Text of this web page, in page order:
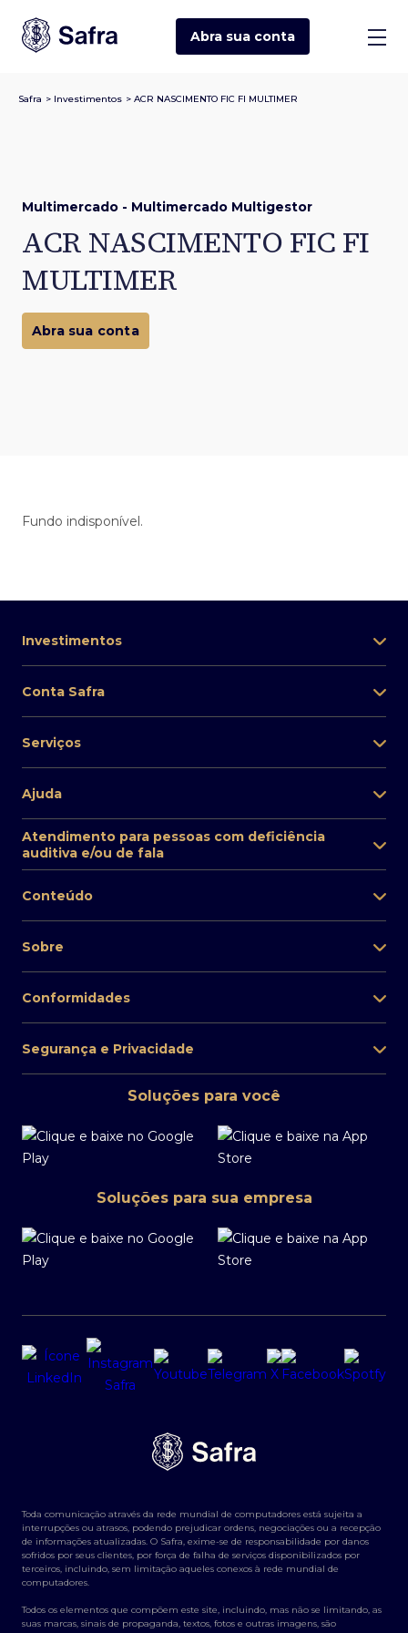
Abra sua conta
Safra > Investimentos > ACR NASCIMENTO FIC FI MULTIMER
Multimercado - Multimercado Multigestor
ACR NASCIMENTO FIC FI
MULTIMER
Abra sua conta
Fundo indisponível.
Investimentos
Conta Safra
Serviços
Ajuda
Atendimento para pessoas com deficiência
auditiva e/ou de fala
Conteúdo
Sobre
Conformidades
Segurança e Privacidade
Soluções para você
Soluções para sua empresa
Toda comunicação através da rede mundial de computadores está sujeita a
interrupções ou atrasos, podendo prejudicar ordens, negociações ou a recepção
de informações atualizadas. O Safra, exime-se de responsabilidade por danos
sofridos por seus clientes, por força de falha de serviços disponibilizados por
terceiros, incluindo, sem limitação aqueles conexos à rede mundial de
computadores.
Todos os elementos que compõem este site, incluindo, mas não se limitando, as
suas marcas, sinais de propaganda, textos, fotos e outras imagens, são